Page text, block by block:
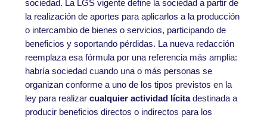
sociedad. La LGS vigente define la sociedad a partir de
la realización de aportes para aplicarlos a la producción
o intercambio de bienes o servicios, participando de
beneficios y soportando pérdidas. La nueva redacción
reemplaza esa fórmula por una referencia más amplia:
habría sociedad cuando una o más personas se
organizan conforme a uno de los tipos previstos en la
ley para realizar cualquier actividad lícitadestinada a
producir beneficios directos o indirectos para los